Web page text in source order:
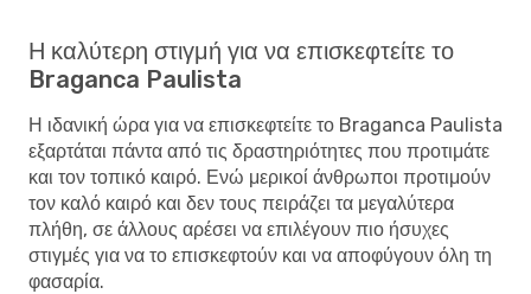
Η καλύτερη στιγμή για να επισκεφτείτε το
Braganca Paulista
Η ιδανική ώρα για να επισκεφτείτε το Braganca Paulista
εξαρτάται πάντα από τις δραστηριότητες που προτιμάτε
και τον τοπικό καιρό. Ενώ μερικοί άνθρωποι προτιμούν
τον καλό καιρό και δεν τους πειράζει τα μεγαλύτερα
πλήθη, σε άλλους αρέσει να επιλέγουν πιο ήσυχες
στιγμές για να το επισκεφτούν και να αποφύγουν όλη τη
φασαρία.